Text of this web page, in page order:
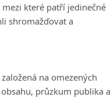
které patří jedinečné
shromažďovat a
na omezených
průzkum publika a
mezinárodnímu
hodně dat
Els.
"Chtěl jsem kluky,